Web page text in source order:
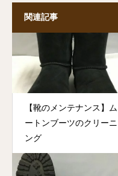
関連記事
【靴のメンテナンス】ム
ートンブーツのクリーニ
ング